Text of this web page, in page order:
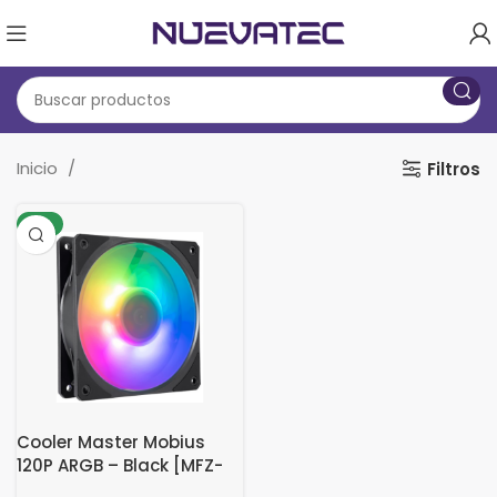
Inicio Filtros
-8%
Cooler Master Mobius
120P ARGB – Black [MFZ-